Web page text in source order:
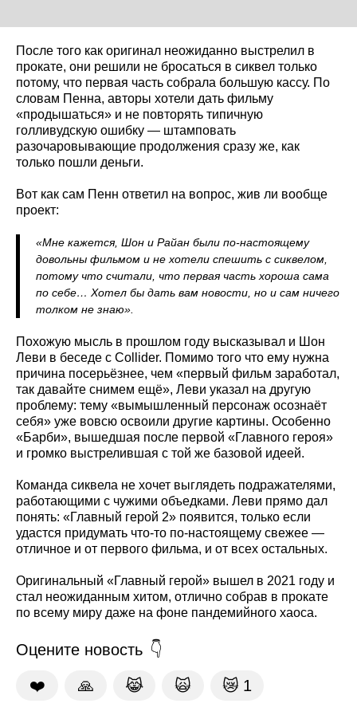
После того как оригинал неожиданно выстрелил в
прокате, они решили не бросаться в сиквел только
потому, что первая часть собрала большую кассу. По
словам Пенна, авторы хотели дать фильму
«продышаться» и не повторять типичную
голливудскую ошибку — штамповать
разочаровывающие продолжения сразу же, как
только пошли деньги.
Вот как сам Пенн ответил на вопрос, жив ли вообще
проект:
«Мне кажется, Шон и Райан были по-настоящему
довольны фильмом и не хотели спешить с сиквелом,
потому что считали, что первая часть хороша сама
по себе… Хотел бы дать вам новости, но и сам ничего
толком не знаю».
Похожую мысль в прошлом году высказывал и Шон
Леви в беседе с Collider. Помимо того что ему нужна
причина посерьёзнее, чем «первый фильм заработал,
так давайте снимем ещё», Леви указал на другую
проблему: тему «вымышленный персонаж осознаёт
себя» уже вовсю освоили другие картины. Особенно
«Барби», вышедшая после первой «Главного героя»
и громко выстрелившая с той же базовой идеей.
Команда сиквела не хочет выглядеть подражателями,
работающими с чужими объедками. Леви прямо дал
понять: «Главный герой 2» появится, только если
удастся придумать что-то по-настоящему свежее —
отличное и от первого фильма, и от всех остальных.
Оригинальный «Главный герой» вышел в 2021 году и
стал неожиданным хитом, отлично собрав в прокате
по всему миру даже на фоне пандемийного хаоса.
Оцените новость
❤️ 🙏 😹 🙀 😿 1